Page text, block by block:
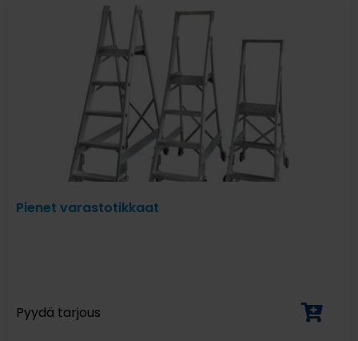
Pienet varastotikkaat
Pyydä tarjous